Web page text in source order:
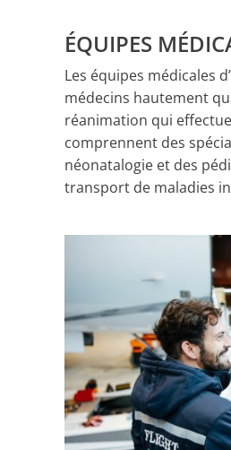
ÉQUIPES
Les équipes médicales
médecins hautement
réanimation qui
comprennent des
néonatalogie et des
transport de maladies